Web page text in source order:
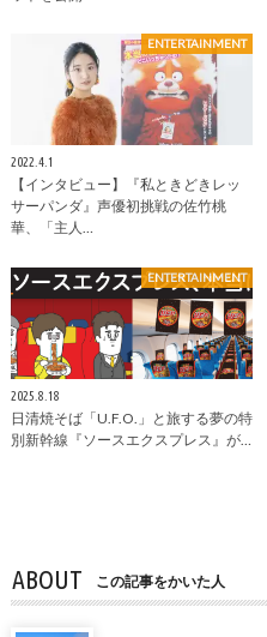
ENTERTAINMENT
2022.4.1
【インタビュー】『私ときどきレッ
サーパンダ』声優初挑戦の佐竹桃
華、「主人…
ENTERTAINMENT
2025.8.18
日清焼そば「U.F.O.」と旅する夢の特
別新幹線『ソースエクスプレス』が…
ABOUT この記事をかいた人